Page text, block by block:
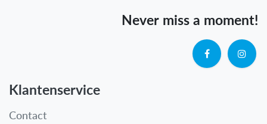
Never miss a moment!
Klantenservice
Contact